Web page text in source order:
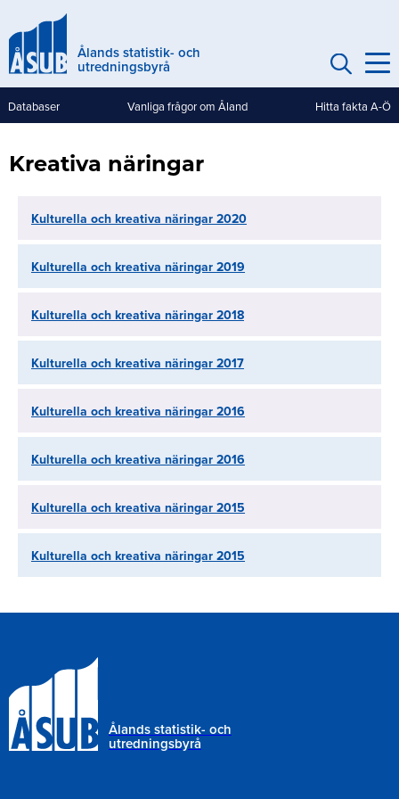
till
huvudinnehållÅlands statistik- och
utredningsbyrå
Genvägar
Databaser Vanliga frågor om Åland Hitta fakta A-Ö
Kreativa näringar
Kulturella och kreativa näringar 2020
Kulturella och kreativa näringar 2019
Kulturella och kreativa näringar 2018
Kulturella och kreativa näringar 2017
Kulturella och kreativa näringar 2016
Kulturella och kreativa näringar 2016
Kulturella och kreativa näringar 2015
Kulturella och kreativa näringar 2015
Ålands statistik- och
utredningsbyrå